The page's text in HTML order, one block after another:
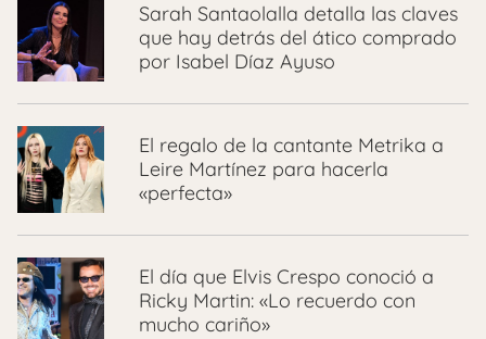
Sarah Santaolalla detalla las claves
que hay detrás del ático comprado
por Isabel Díaz Ayuso
El regalo de la cantante Metrika a
Leire Martínez para hacerla
«perfecta»
El día que Elvis Crespo conoció a
Ricky Martin: «Lo recuerdo con
mucho cariño»